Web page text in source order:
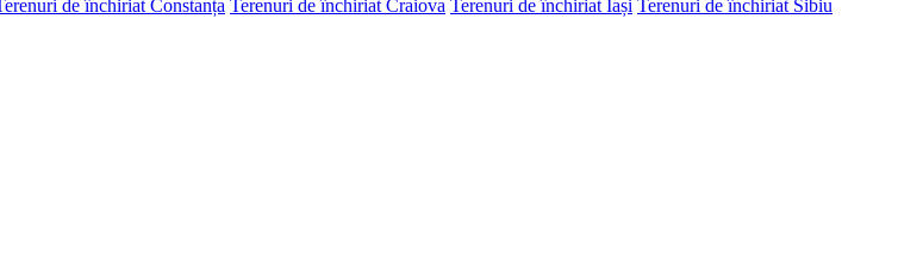
de închiriat Constanța Terenuri de închiriat Craiova Terenuri de închiriat Iași Terenuri de închiriat Sibiu